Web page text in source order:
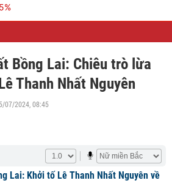
Bồng Lai: Chiêu trò lừa
Thanh Nhất Nguyên
07/2024, 08:45
Lai: Khởi tố Lê Thanh Nhất Nguyên về